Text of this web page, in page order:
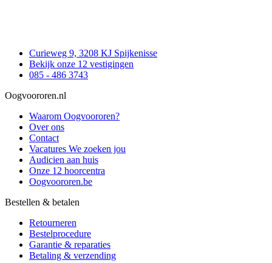
Curieweg 9, 3208 KJ Spijkenisse
Bekijk onze 12 vestigingen
085 - 486 3743
Oogvoororen.nl
Waarom Oogvoororen?
Over ons
Contact
Vacatures We zoeken jou
Audicien aan huis
Onze 12 hoorcentra
Oogvoororen.be
Bestellen & betalen
Retourneren
Bestelprocedure
Garantie & reparaties
Betaling & verzending